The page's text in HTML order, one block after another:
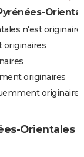
n'est
originaires
originaires
originaires
Orientales